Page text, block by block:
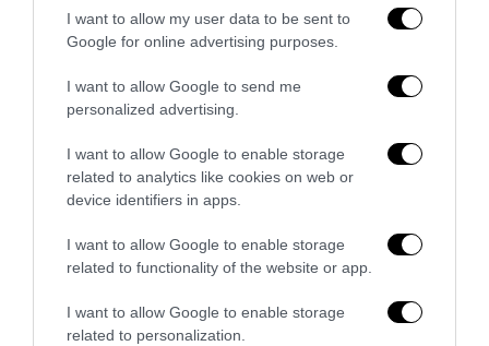
I want to allow my user data to be sent to
Google for online advertising purposes.
I want to allow Google to send me
personalized advertising.
I want to allow Google to enable storage
related to analytics like cookies on web or
device identifiers in apps.
I want to allow Google to enable storage
related to functionality of the website or app.
I want to allow Google to enable storage
related to personalization.
La Camera boccia il patentino antifascista per parlare a